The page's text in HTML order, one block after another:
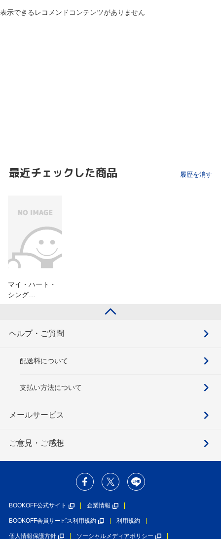
表示できるレコメンドコンテンツがありません
最近チェックした商品 履歴を消す
マイ・ハート・
シング…
ヘルプ・ご質問
配送料について
支払い方法について
メールサービス
ご意見・ご感想
BOOKOFF公式サイト 企業情報
BOOKOFF会員サービス利用規約 利用規約
個人情報保護方針 ソーシャルメディアポリシー